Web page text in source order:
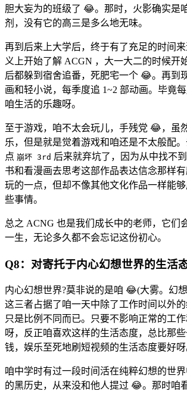
胆大妄为的班级了 😂。那时，火影确实是
剂，没有它的高三是多么地无味。
再到后来上大学后，终于有了充足的时间
义上开始了解 ACGN ，大一大二的时候开
后都躲到宿舍追番，死肥宅一个 😂。再到
画和轻小说，每季度追 1~2 部动画。毕竟
咱生活的乐趣呀。
至于游戏，咱不太会玩儿，手残党 😂，虽
乐，但是就是觉着游戏和咱还是不太般配
点 崩坏 3rd 后来就弃坑了，因为从中找不
书和看漫画去思考这部作品表达信念那样
玩的一点，但却不像其他文化作品一样能
些事情。
总之 ACNG 也是我们成长中的老师，它们
一生，无论多久都不会忘记这份初心。
Q8：对寄托于内心幻想世界的生活
内心幻想世界?莫非说的是咱 😂(大雾。幻
这三者占据了咱一天中除了工作时间以外的
只是比例不同而已。只要不影响正常的工
呀，反正咱喜欢这样的生活态度，总比那
钱，娱乐至死地刷短视频的生活态度要好呀
咱中学时有过一段时间活在纯粹幻想的世
的黑历史，从来没和他人提过 😂。那时咱